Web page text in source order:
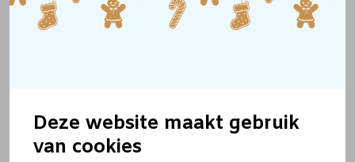
Deze website maakt gebruik
van cookies